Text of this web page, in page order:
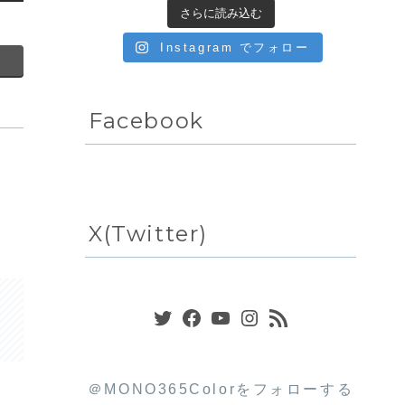
さらに読み込む
Instagram でフォロー
Facebook
X(Twitter)
Twitter
Facebook
YouTube
Instagram
＠MONO365Colorをフォローする